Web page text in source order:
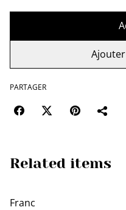
PARTAGER
Related items
Franc